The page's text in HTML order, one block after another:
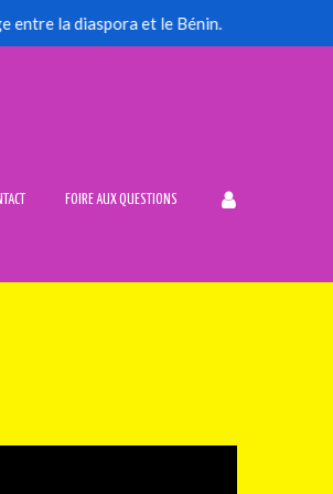
Du 23 au 26 juillet 2026, la commune de
FOIRE AUX QUESTIONS